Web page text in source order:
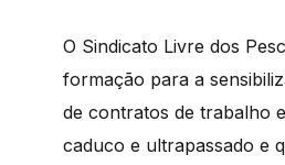
O Sindicato Livre dos
formação para a
de contratos de trabalho
caduco e ultrapassado e